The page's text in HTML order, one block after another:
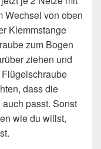
Wechsel von oben
Klemmstange
zum Bogen
ziehen und
dass die
passt. Sonst
wie du willst,